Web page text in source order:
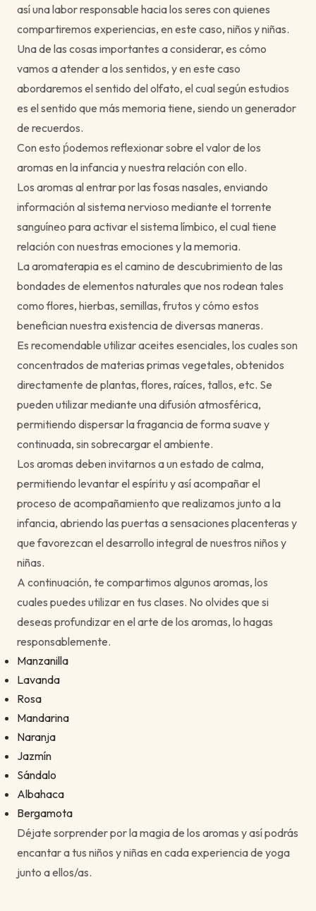
así una labor responsable hacia los seres con quienes
compartiremos experiencias, en este caso, niños y niñas.
Una de las cosas importantes a considerar, es cómo
vamos a atender a los sentidos, y en este caso
abordaremos el sentido del olfato, el cual según estudios
es el sentido que más memoria tiene, siendo un generador
de recuerdos.
Con esto ṕodemos reflexionar sobre el valor de los
aromas en la infancia y nuestra relación con ello.
Los aromas al entrar por las fosas nasales, enviando
información al sistema nervioso mediante el torrente
sanguíneo para activar el sistema límbico, el cual tiene
relación con nuestras emociones y la memoria.
La aromaterapia es el camino de descubrimiento de las
bondades de elementos naturales que nos rodean tales
como flores, hierbas, semillas, frutos y cómo estos
benefician nuestra existencia de diversas maneras.
Es recomendable utilizar aceites esenciales, los cuales son
concentrados de materias primas vegetales, obtenidos
directamente de plantas, flores, raíces, tallos, etc. Se
pueden utilizar mediante una difusión atmosférica,
permitiendo dispersar la fragancia de forma suave y
continuada, sin sobrecargar el ambiente.
Los aromas deben invitarnos a un estado de calma,
permitiendo levantar el espíritu y así acompañar el
proceso de acompañamiento que realizamos junto a la
infancia, abriendo las puertas a sensaciones placenteras y
que favorezcan el desarrollo integral de nuestros niños y
niñas.
A continuación, te compartimos algunos aromas, los
cuales puedes utilizar en tus clases. No olvides que si
deseas profundizar en el arte de los aromas, lo hagas
responsablemente.
Manzanilla
Lavanda
Rosa
Mandarina
Naranja
Jazmín
Sándalo
Albahaca
Bergamota
Déjate sorprender por la magia de los aromas y así podrás
encantar a tus niños y niñas en cada experiencia de yoga
junto a ellos/as.